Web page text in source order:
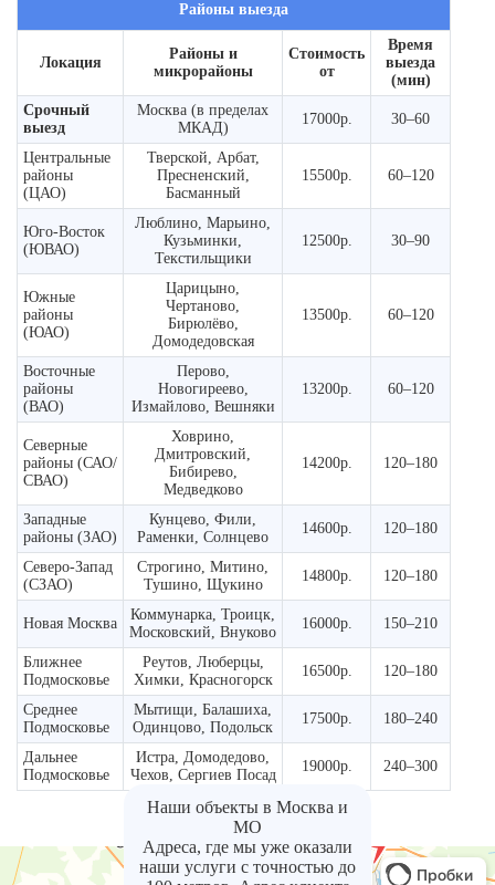
Районы выезда
Локация
Районы и
микрорайоны
Стоимость
от
Время
выезда
(мин)
Срочный
выезд
Москва (в пределах
МКАД)
17000р. 30–60
Центральные
районы
(ЦАО)
Тверской, Арбат,
Пресненский,
Басманный
15500р. 60–120
Юго-Восток
(ЮВАО)
Люблино, Марьино,
Кузьминки,
Текстильщики
12500р. 30–90
Южные
районы
(ЮАО)
Царицыно,
Чертаново,
Бирюлёво,
Домодедовская
13500р. 60–120
Восточные
районы
(ВАО)
Перово,
Новогиреево,
Измайлово, Вешняки
13200р. 60–120
Северные
районы (САО/
СВАО)
Ховрино,
Дмитровский,
Бибирево,
Медведково
14200р. 120–180
Западные
районы (ЗАО)
Кунцево, Фили,
Раменки, Солнцево
14600р. 120–180
Северо-Запад
(СЗАО)
Строгино, Митино,
Тушино, Щукино
14800р. 120–180
Новая Москва
Коммунарка, Троицк,
Московский, Внуково
16000р. 150–210
Ближнее
Подмосковье
Реутов, Люберцы,
Химки, Красногорск
16500р. 120–180
Среднее
Подмосковье
Мытищи, Балашиха,
Одинцово, Подольск
17500р. 180–240
Дальнее
Подмосковье
Истра, Домодедово,
Чехов, Сергиев Посад
19000р. 240–300
Наши объекты в Москва и
МО
Адреса, где мы уже оказали
наши услуги с точностью до